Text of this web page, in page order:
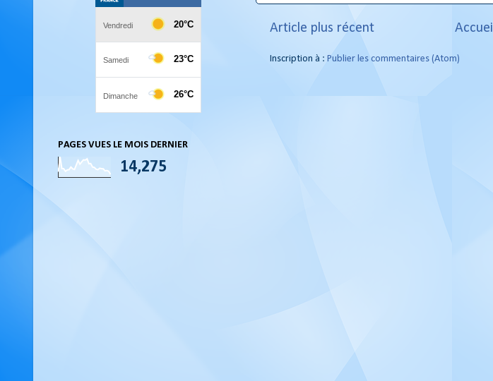
Article plus récent Accueil
Inscription à : Publier les commentaires (Atom)
PAGES VUES LE MOIS DERNIER
14,275